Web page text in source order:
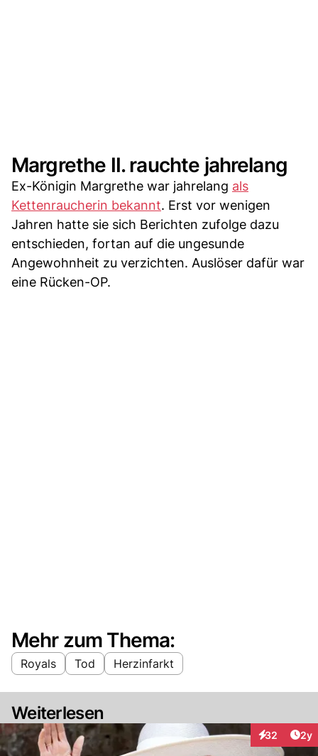
Margrethe II. rauchte jahrelang
Ex-Königin Margrethe war jahrelang als
Kettenraucherin bekannt. Erst vor wenigen
Jahren hatte sie sich Berichten zufolge dazu
entschieden, fortan auf die ungesunde
Angewohnheit zu verzichten. Auslöser dafür war
eine Rücken-OP.
Mehr zum Thema:
Royals Tod Herzinfarkt
Weiterlesen
32
Interaktionen
2y